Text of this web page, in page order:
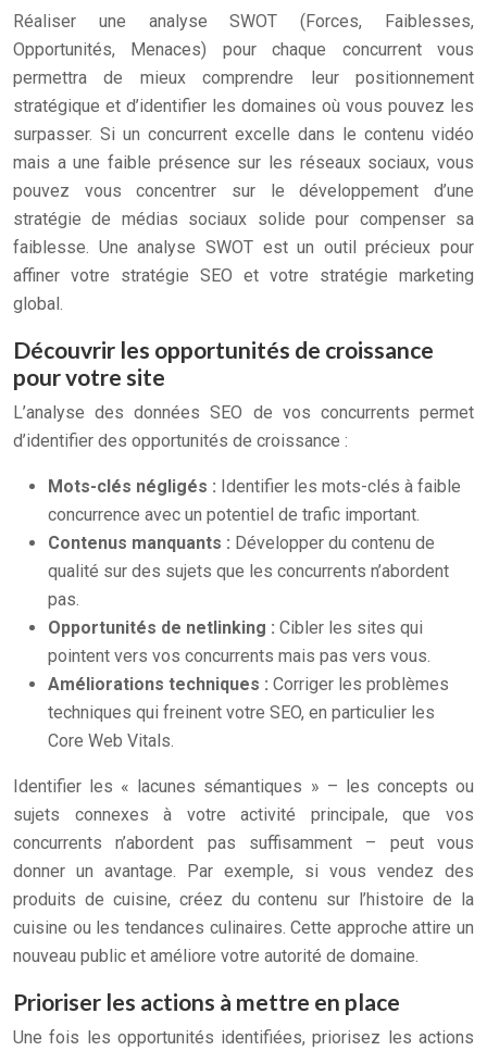
Réaliser une analyse SWOT (Forces, Faiblesses,
Opportunités, Menaces) pour chaque concurrent vous
permettra de mieux comprendre leur positionnement
stratégique et d’identifier les domaines où vous pouvez les
surpasser. Si un concurrent excelle dans le contenu vidéo
mais a une faible présence sur les réseaux sociaux, vous
pouvez vous concentrer sur le développement d’une
stratégie de médias sociaux solide pour compenser sa
faiblesse. Une analyse SWOT est un outil précieux pour
affiner votre stratégie SEO et votre stratégie marketing
global.
Découvrir les opportunités de croissance
pour votre site
L’analyse des données SEO de vos concurrents permet
d’identifier des opportunités de croissance :
Mots-clés négligés : Identifier les mots-clés à faible
concurrence avec un potentiel de trafic important.
Contenus manquants : Développer du contenu de
qualité sur des sujets que les concurrents n’abordent
pas.
Opportunités de netlinking : Cibler les sites qui
pointent vers vos concurrents mais pas vers vous.
Améliorations techniques : Corriger les problèmes
techniques qui freinent votre SEO, en particulier les
Core Web Vitals.
Identifier les « lacunes sémantiques » – les concepts ou
sujets connexes à votre activité principale, que vos
concurrents n’abordent pas suffisamment – peut vous
donner un avantage. Par exemple, si vous vendez des
produits de cuisine, créez du contenu sur l’histoire de la
cuisine ou les tendances culinaires. Cette approche attire un
nouveau public et améliore votre autorité de domaine.
Prioriser les actions à mettre en place
Une fois les opportunités identifiées, priorisez les actions